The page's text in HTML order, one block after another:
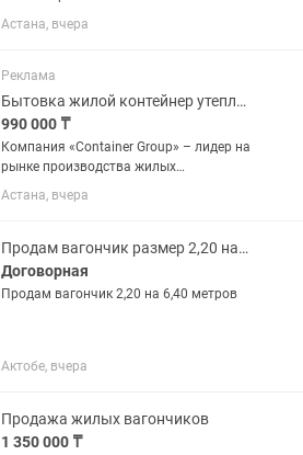
размеры и комплектации. Всё в
наличии на складе в Астане. Большой
оплаты. Гарантия 1 год. Доставим и
установим...
Астана, вчера
Реклама
Бытовка жилой контейнер утеплённый контейнер
990 000 ₸
Компания «Container Group» – лидер на
рынке производства жилых
контейнеров, бытовок. За 11 лет
работы мы стали крупнейшим
Выгоды и преимущества: -Широкий
ассортимент...
Астана, вчера
Продам вагончик размер 2,20 на 6,40 метров
Договорная
Продам вагончик 2,20 на 6,40 метров
Актобе, вчера
Продажа жилых вагончиков
1 350 000 ₸